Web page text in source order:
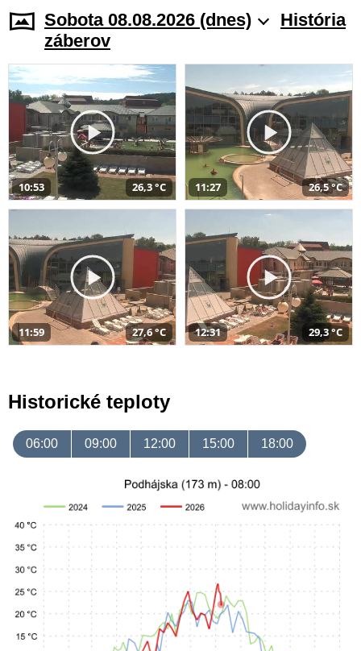
Sobota 08.08.2026 (dnes)
História
záberov
10:53 26,3 °C 11:27 26,5 °C
11:59 27,6 °C 12:31 29,3 °C
Historické teploty
06:00 09:00 12:00 15:00 18:00